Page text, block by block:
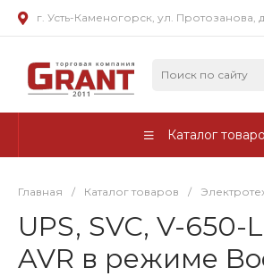
г. Усть-Каменогорск, ул. Протозанова,
Каталог
Главная / Каталог товаров /
UPS, SVC, V-
AVR в режиме